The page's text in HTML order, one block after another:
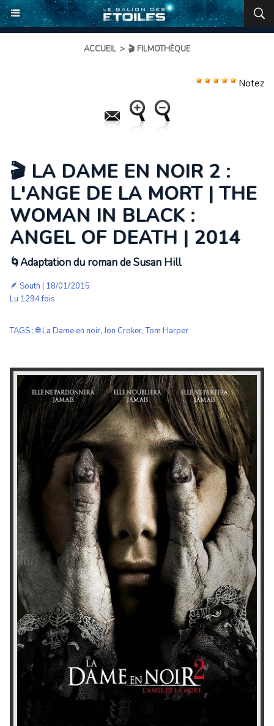
ACCUEIL > 🎬 FILMOTHÈQUE
Notez
🎬 LA DAME EN NOIR 2 :
L'ANGE DE LA MORT | THE
WOMAN IN BLACK :
ANGEL OF DEATH | 2014
🌀Adaptation du roman de Susan Hill
🪶 South | 18/01/2015
Lu 1294 fois
TAGS :🌐 La Dame en noir,Jon Croker,Tom Harper